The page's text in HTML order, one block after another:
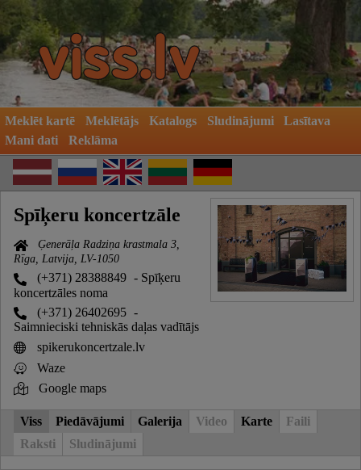
Meklēt kartē Meklētājs Katalogs Sludinājumi
Lasītava
Mani dati
Reklāma
Spīķeru koncertzāle
Ģenerāļa Radziņa krastmala 3,
Rīga, Latvija, LV-1050
(+371) 28388849 - Spīķeru
koncertzāles noma
(+371) 26402695 -
Saimnieciski tehniskās daļas vadītājs
spikerukoncertzale.lv
Waze
Google maps
Viss Piedāvājumi Galerija Video Karte
Faili
Raksti
Sludinājumi